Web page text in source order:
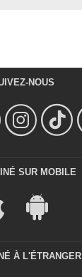
NOUS
SUR MOBILE
À L'ÉTRANGER